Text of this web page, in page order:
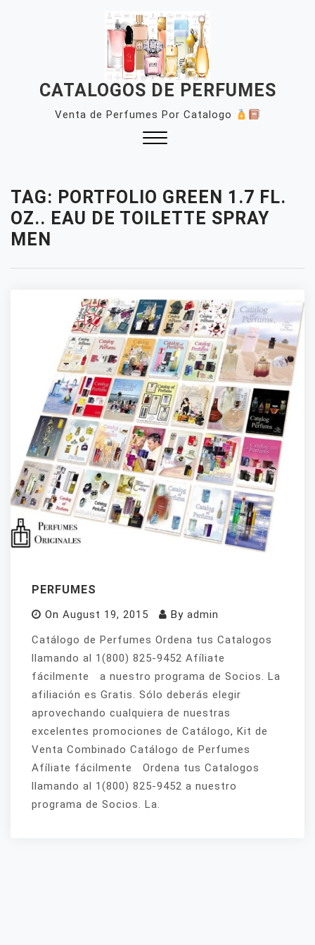
CATALOGOS DE PERFUMES
Venta de Perfumes Por Catalogo
TAG: PORTFOLIO GREEN 1.7 FL.
OZ.. EAU DE TOILETTE SPRAY
MEN
PERFUMES
On August 19, 2015 By admin
Catálogo de Perfumes Ordena tus Catalogos
llamando al 1(800) 825-9452 Afíliate
fácilmente a nuestro programa de Socios. La
afiliación es Gratis. Sólo deberás elegir
aprovechando cualquiera de nuestras
excelentes promociones de Catálogo, Kit de
Venta Combinado Catálogo de Perfumes
Afíliate fácilmente Ordena tus Catalogos
llamando al 1(800) 825-9452 a nuestro
programa de Socios. La.